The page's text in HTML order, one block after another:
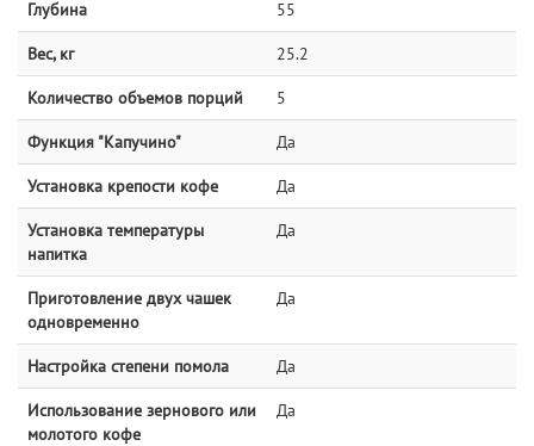
Глубина 55
Вес, кг 25.2
Количество объемов порций 5
Функция "Капучино" Да
Установка крепости кофе Да
Установка температуры
напитка
Да
Приготовление двух чашек
одновременно
Да
Настройка степени помола Да
Использование зернового или
молотого кофе
Да